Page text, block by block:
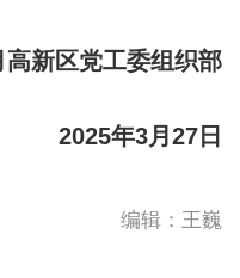
高新区党工委组织部
2025年3月27日
编辑：王巍